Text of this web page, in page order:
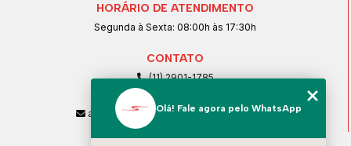
HORÁRIO DE ATENDIMENTO
Segunda à Sexta: 08:00h às 17:30h
CONTATO
(11) 2901-1785
(11) 99239-1832
atendimento@santeccopiadoras.com.br
Olá! Fale agora pelo WhatsApp